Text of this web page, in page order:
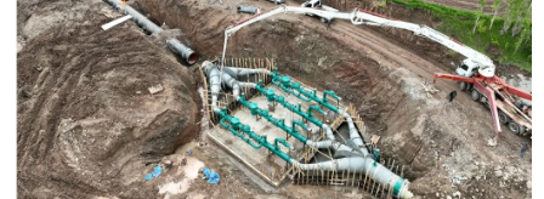
Bilim kurgu gerçekleşiyor... Dondurulmuş
insanları hayata döndürecek keşif